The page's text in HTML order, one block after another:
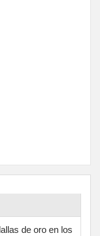
de oro en los